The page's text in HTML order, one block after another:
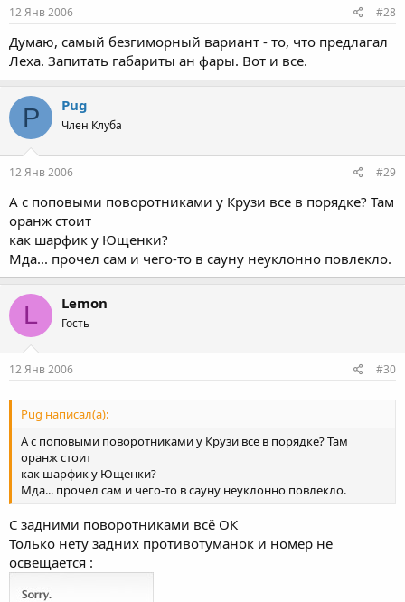
12 Янв 2006 #28
Думаю, самый безгиморный вариант - то, что предлагал
Леха. Запитать габариты ан фары. Вот и все.
P Pug
Член Клуба
12 Янв 2006 #29
А с поповыми поворотниками у Крузи все в порядке? Там
оранж стоит
как шарфик у Ющенки?
Мда... прочел сам и чего-то в сауну неуклонно повлекло.
L Lemon
Гость
12 Янв 2006 #30
Pug написал(а):
А с поповыми поворотниками у Крузи все в порядке? Там
оранж стоит
как шарфик у Ющенки?
Мда... прочел сам и чего-то в сауну неуклонно повлекло.
С задними поворотниками всё ОК
Только нету задних противотуманок и номер не
освещается :